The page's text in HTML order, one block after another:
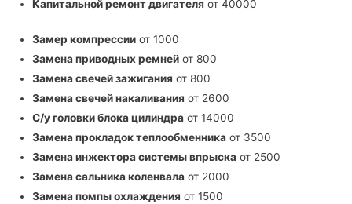
Капитальной ремонт двигателя от 40000
Замер компрессии от 1000
Замена приводных ремней от 800
Замена свечей зажигания от 800
Замена свечей накаливания от 2600
С/у головки блока цилиндра от 14000
Замена прокладок теплообменника от 3500
Замена инжектора системы впрыска от 2500
Замена сальника коленвала от 2000
Замена помпы охлаждения от 1500